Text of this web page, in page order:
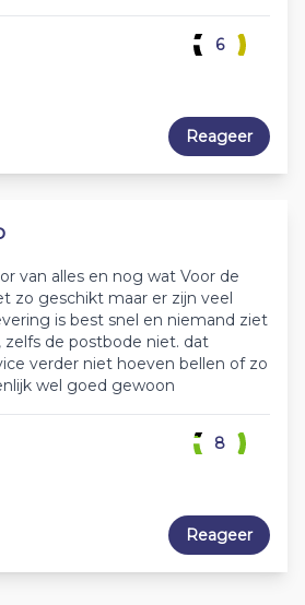
6
Reageer
van alles en nog wat Voor de
zo geschikt maar er zijn veel
is best snel en niemand ziet
de postbode niet. dat
verder niet hoeven bellen of zo
wel goed gewoon
8
Reageer